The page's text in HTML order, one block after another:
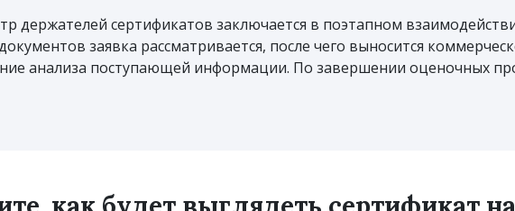
держателей сертификатов заключается в поэтапном
заявка рассматривается, после чего выносится
анализа поступающей информации. По завершении оценочных